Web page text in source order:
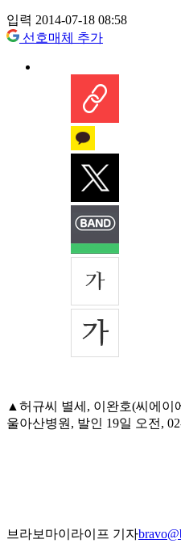
입력 2014-07-18 08:58
선호매체 추가
▲허규씨 별세, 이완호(씨에이
울아산병원, 발인 19일 오전,
브라보마이라이프 기자